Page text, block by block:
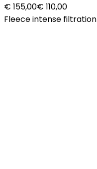
€ 155,00€ 110,00
Fleece intense filtration